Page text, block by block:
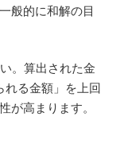
般的に和解の目
。算出された金
れる金額」を上回
が高まります。